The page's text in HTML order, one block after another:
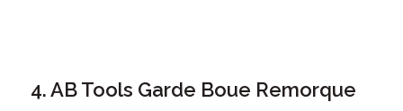
4. AB Tools Garde Boue Remorque